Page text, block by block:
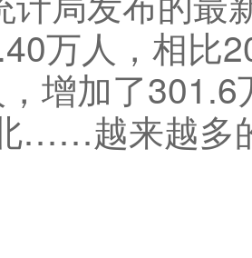
万人，相比
增加了
……越来越多